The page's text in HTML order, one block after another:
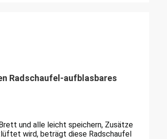
Radschaufel-aufblasbares
und alle leicht speichern, Zusätze
wird, beträgt diese Radschaufel